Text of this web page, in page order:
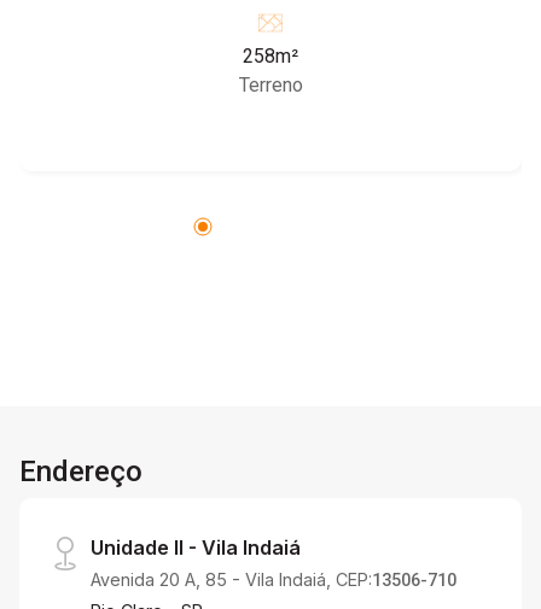
258m²
Terreno
Endereço
Unidade II - Vila Indaiá
Avenida 20 A, 85 - Vila Indaiá, CEP:13506-710